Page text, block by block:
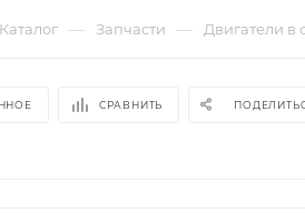
Каталог — Запчасти — Двигатели в
СРАВНИТЬ